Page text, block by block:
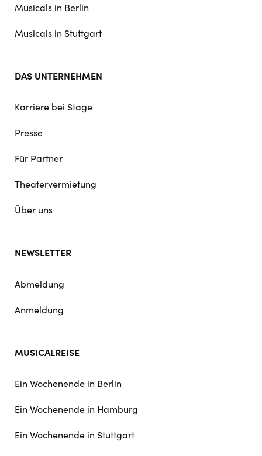
Musicals in Berlin
Musicals in Stuttgart
DAS UNTERNEHMEN
Karriere bei Stage
Presse
Für Partner
Theatervermietung
Über uns
NEWSLETTER
Abmeldung
Anmeldung
MUSICALREISE
Ein Wochenende in Berlin
Ein Wochenende in Hamburg
Ein Wochenende in Stuttgart